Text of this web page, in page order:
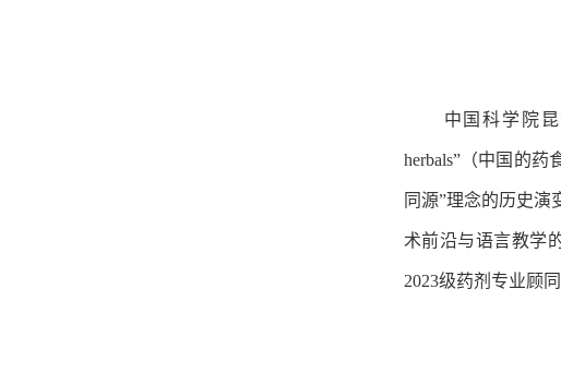
中国科学院昆
herbals”（中国的
同源”理念的历史
术前沿与语言教学
2023级药剂专业顾